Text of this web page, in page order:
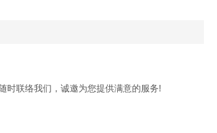
联络我们，诚邀为您提供满意的服务!